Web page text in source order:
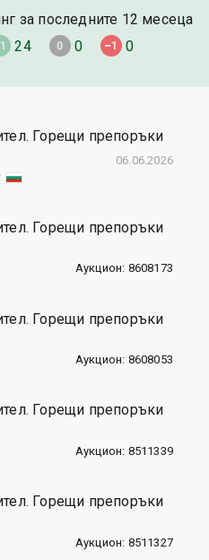
за последните 12 месеца
24 0 0
Горещи препоръки
06.06.2026
Горещи препоръки
Аукцион: 8608173
Горещи препоръки
Аукцион: 8608053
Горещи препоръки
Аукцион: 8511339
Горещи препоръки
Аукцион: 8511327